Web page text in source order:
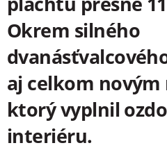
Okrem silného
aj celkom
ktorý vyplnil
interiéru.